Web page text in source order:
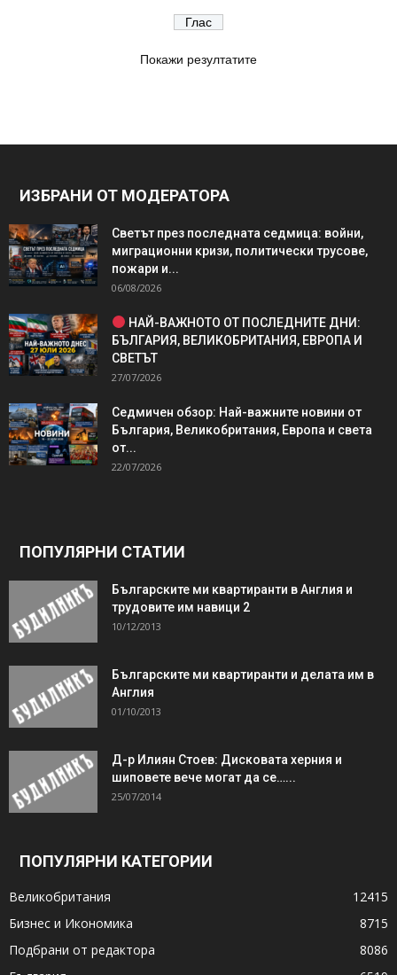
Покажи резултатите
ИЗБРАНИ ОТ МОДЕРАТОРА
Светът през последната седмица: войни,
миграционни кризи, политически трусове,
пожари и...
06/08/2026
НАЙ-ВАЖНОТО ОТ ПОСЛЕДНИТЕ ДНИ:
БЪЛГАРИЯ, ВЕЛИКОБРИТАНИЯ, ЕВРОПА И
СВЕТЪТ
27/07/2026
Седмичен обзор: Най-важните новини от
България, Великобритания, Европа и света
от...
22/07/2026
ПОПУЛЯРНИ СТАТИИ
Българските ми квартиранти в Англия и
трудовите им навици 2
10/12/2013
Българските ми квартиранти и делата им в
Англия
01/10/2013
Д-р Илиян Стоев: Дисковата херния и
шиповете вече могат да се…...
25/07/2014
ПОПУЛЯРНИ КАТЕГОРИИ
Великобритания
12415
Бизнес и Икономика
8715
Подбрани от редактора
8086